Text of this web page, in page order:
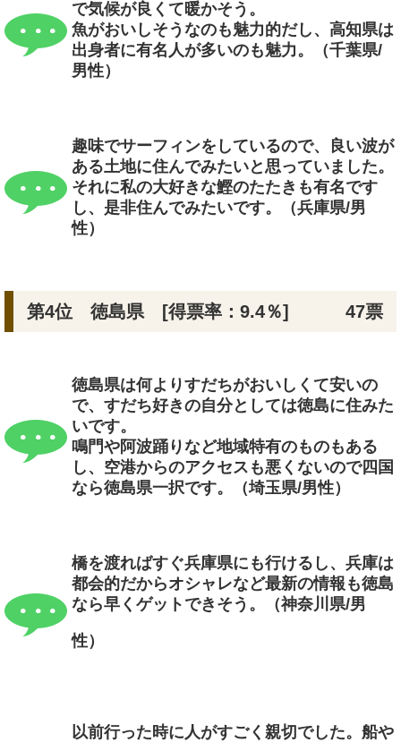
で気候が良くて暖かそう。
魚がおいしそうなのも魅力的だし、高知県は
出身者に有名人が多いのも魅力。（千葉県/
男性）
趣味でサーフィンをしているので、良い波が
ある土地に住んでみたいと思っていました。
それに私の大好きな鰹のたたきも有名です
し、是非住んでみたいです。（兵庫県/男
性）
第4位 徳島県 [得票率：9.4％] 47票
徳島県は何よりすだちがおいしくて安いの
で、すだち好きの自分としては徳島に住みた
いです。
鳴門や阿波踊りなど地域特有のものもある
し、空港からのアクセスも悪くないので四国
なら徳島県一択です。（埼玉県/男性）
橋を渡ればすぐ兵庫県にも行けるし、兵庫は
都会的だからオシャレなど最新の情報も徳島
なら早くゲットできそう。（神奈川県/男
性）
以前行った時に人がすごく親切でした。船や